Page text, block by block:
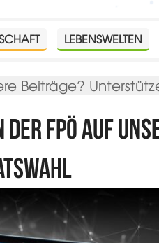
LEBENSWELTEN
Beiträge?
FPÖ auf